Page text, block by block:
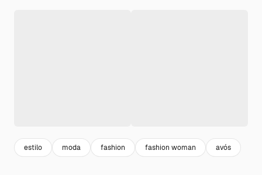
estilo moda fashion fashion woman avós